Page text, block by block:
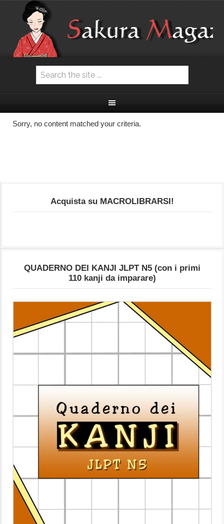
Sorry, no content matched your criteria.
Acquista su MACROLIBRARSI!
QUADERNO DEI KANJI JLPT N5 (con i primi
110 kanji da imparare)